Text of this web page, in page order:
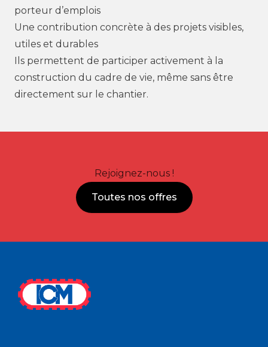
porteur d’emplois
Une contribution concrète à des projets visibles,
utiles et durables
Ils permettent de participer activement à la
construction du cadre de vie, même sans être
directement sur le chantier.
Rejoignez-nous !
Toutes nos offres
ICM